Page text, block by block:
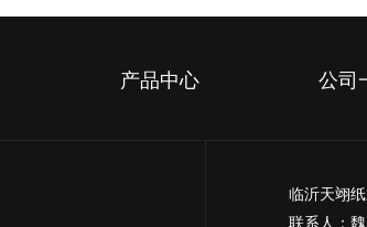
产品中心 公司
临沂天翊
联系人：